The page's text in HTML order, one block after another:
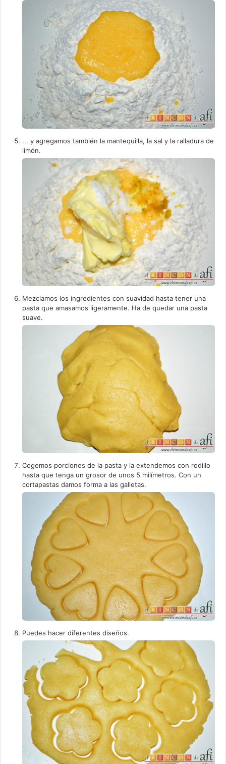
... y agregamos también la mantequilla, la sal y la ralladura de
limón.
Mezclamos los ingredientes con suavidad hasta tener una
pasta que amasamos ligeramente. Ha de quedar una pasta
suave.
Cogemos porciones de la pasta y la extendemos con rodillo
hasta que tenga un grosor de unos 5 milímetros. Con un
cortapastas damos forma a las galletas.
Puedes hacer diferentes diseños.